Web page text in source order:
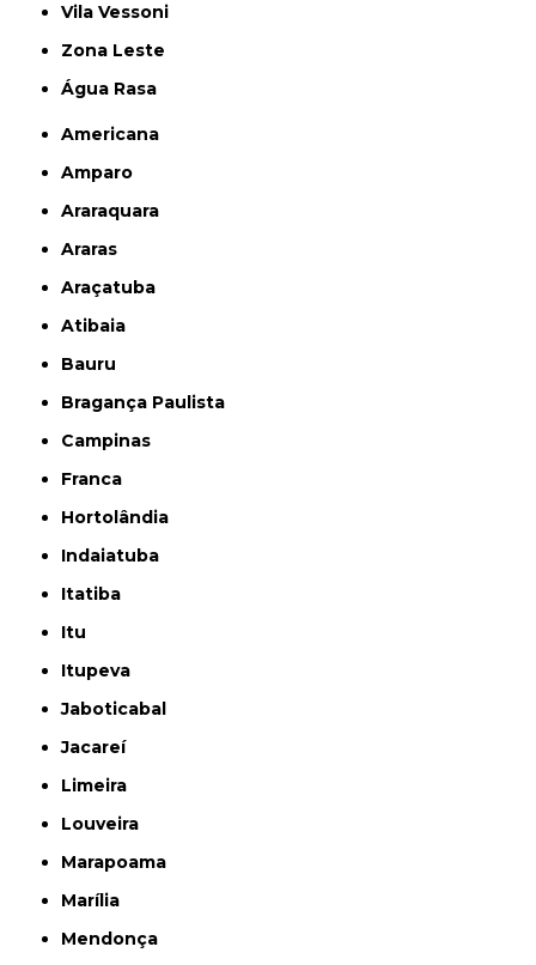
Vila Vessoni
Zona Leste
Água Rasa
Americana
Amparo
Araraquara
Araras
Araçatuba
Atibaia
Bauru
Bragança Paulista
Campinas
Franca
Hortolândia
Indaiatuba
Itatiba
Itu
Itupeva
Jaboticabal
Jacareí
Limeira
Louveira
Marapoama
Marília
Mendonça